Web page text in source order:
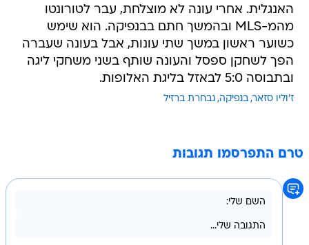
האנגלית. אחרי עונה לא מוצלחת, עבר לטורונטו
מהמ-MLS ובהמשך חתם בבנפיקה. הוא שימש
כשוער ראשון במשך שתי עונות, אבל בעונה שעברה
הפך לשחקן ספסל והעונה שותף בשני משחקי ליגה
ובתבוסה 5:0 לבאזל בליגת האלופות.
ז'וליו סזאר בנפיקה נבחרת ברזיל
טרם התפרסמו תגובות